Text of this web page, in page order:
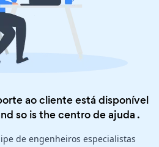
ao cliente está disponível
so is thecentro de ajuda .
de engenheiros especialistas